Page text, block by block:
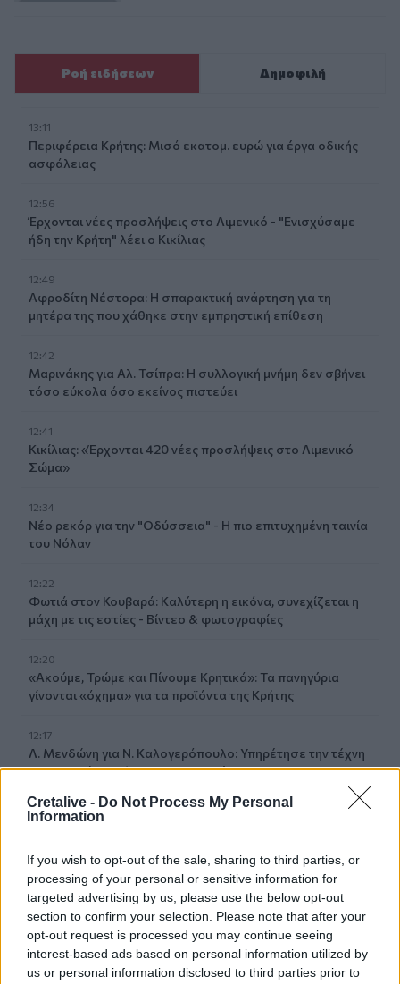
Cretalive - Do Not Process My Personal
Information
If you wish to opt-out of the sale, sharing to third parties, or
processing of your personal or sensitive information for
targeted advertising by us, please use the below opt-out
section to confirm your selection. Please note that after your
opt-out request is processed you may continue seeing
interest-based ads based on personal information utilized by
us or personal information disclosed to third parties prior to
Ροή ειδήσεων Δημοφιλή
13:11
Περιφέρεια Κρήτης: Μισό εκατομ. ευρώ για έργα οδικής
ασφάλειας
12:56
Έρχονται νέες προσλήψεις στο Λιμενικό - "Ενισχύσαμε
ήδη την Κρήτη" λέει ο Κικίλιας
12:49
Αφροδίτη Νέστορα: Η σπαρακτική ανάρτηση για τη
μητέρα της που χάθηκε στην εμπρηστική επίθεση
12:42
Μαρινάκης για Αλ. Τσίπρα: Η συλλογική μνήμη δεν σβήνει
τόσο εύκολα όσο εκείνος πιστεύει
12:41
Κικίλιας: «Έρχονται 420 νέες προσλήψεις στο Λιμενικό
Σώμα»
12:34
Νέο ρεκόρ για την "Οδύσσεια" - Η πιο επιτυχημένη ταινία
του Νόλαν
12:22
Φωτιά στον Κουβαρά: Καλύτερη η εικόνα, συνεχίζεται η
μάχη με τις εστίες - Βίντεο & φωτογραφίες
12:20
«Ακούμε, Τρώμε και Πίνουμε Κρητικά»: Τα πανηγύρια
γίνονται «όχημα» για τα προϊόντα της Κρήτης
12:17
Λ. Μενδώνη για Ν. Καλογερόπουλο: Υπηρέτησε την τέχνη
«με αφοσίωση, ήθος και ανιδιοτέλεια»
12:10
12:02
Χερσόνησος: Τίμησαν τη μνήμη και την προσφορά του
Μενέλαου Παρλαμά - Φωτογραφίες
11:53
Πάτρα: Παιδί 2,5 χρόνων έπεσε από μπαλκόνι - Δέντρο